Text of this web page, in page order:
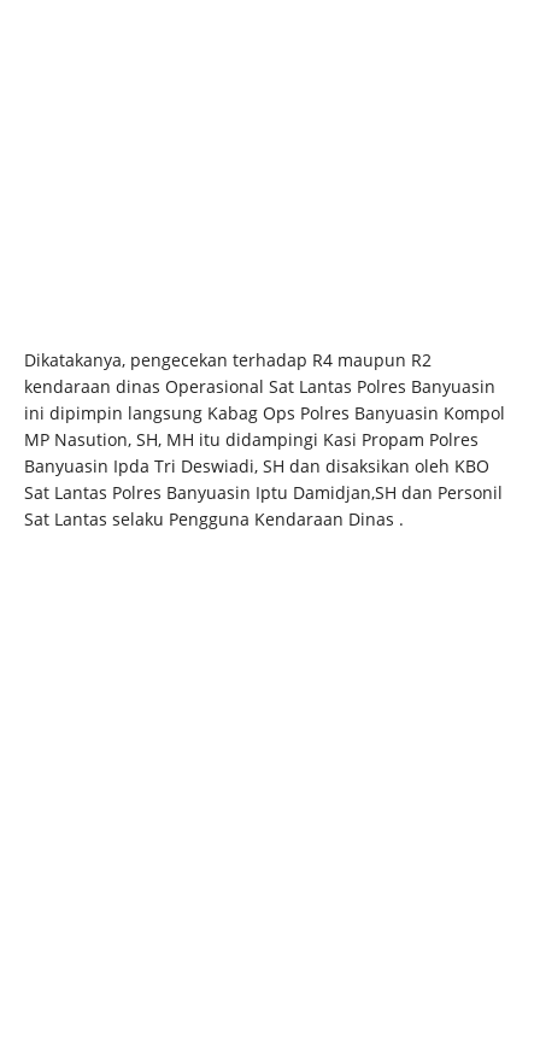
Dikatakanya, pengecekan terhadap R4 maupun R2
kendaraan dinas Operasional Sat Lantas Polres Banyuasin
ini dipimpin langsung Kabag Ops Polres Banyuasin Kompol
MP Nasution, SH, MH itu didampingi Kasi Propam Polres
Banyuasin Ipda Tri Deswiadi, SH dan disaksikan oleh KBO
Sat Lantas Polres Banyuasin Iptu Damidjan,SH dan Personil
Sat Lantas selaku Pengguna Kendaraan Dinas .